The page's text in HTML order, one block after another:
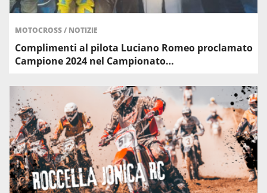
MOTOCROSS/ NOTIZIE
Complimenti al pilota Luciano Romeo proclamato
Campione 2024 nel Campionato…